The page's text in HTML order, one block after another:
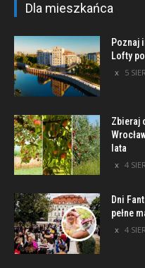
Dla mieszkańca
Poznaj
Lofty
5
Zbieraj
lata
4
Dni
pełne
4